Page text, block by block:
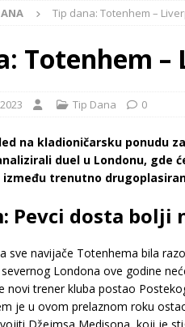
Tip dana: Totenhem –
Totenhem –
Tip Dana 0
na kladioničarsku ponudu
duel u Londonu, gde
trenutno
Pevci dosta bolji
sve navijače Totenhema bila
Londona ove godine
novi trener kluba postao
je u ovom prelaznom roku